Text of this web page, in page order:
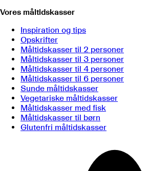
Vores måltidskasser
Inspiration og tips
Opskrifter
Måltidskasser til 2 personer
Måltidskasser til 3 personer
Måltidskasser til 4 personer
Måltidskasser til 6 personer
Sunde måltidskasser
Vegetariske måltidskasser
Måltidskasser med fisk
Måltidskasser til børn
Glutenfri måltidskasser